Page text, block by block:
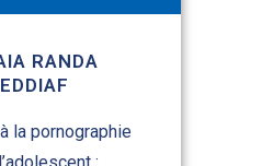
RANDA
la pornographie